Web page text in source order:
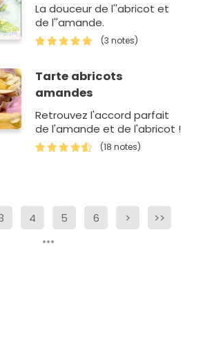
La douceur de l''abricot et
de l''amande.
(3 notes)
Tarte abricots
amandes
Retrouvez l'accord parfait
de l'amande et de l'abricot !
(18 notes)
4 5 6 > >>